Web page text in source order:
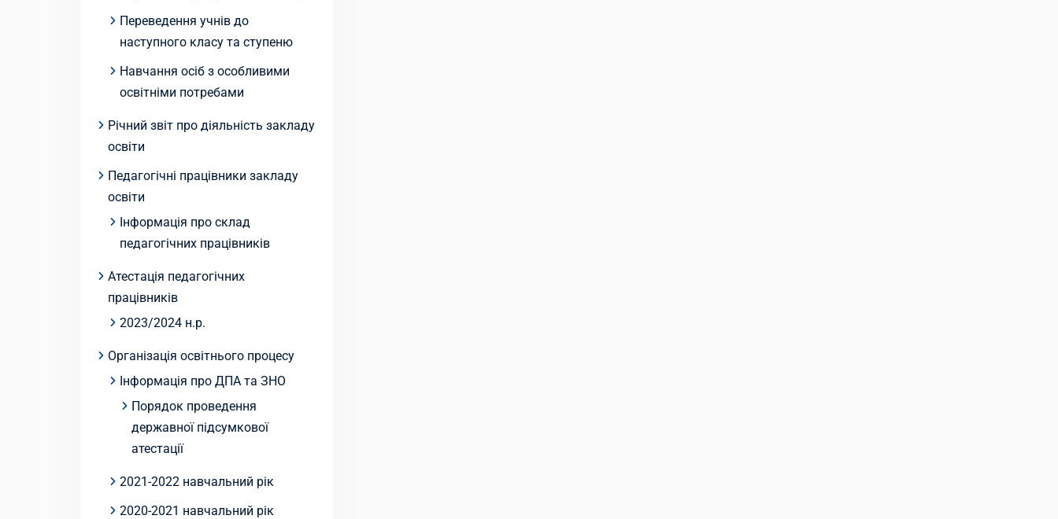
Переведення учнів до
наступного класу та ступеню
Навчання осіб з особливими
освітніми потребами
Річний звіт про діяльність закладу
освіти
Педагогічні працівники закладу
освіти
Інформація про склад
педагогічних працівників
Атестація педагогічних
працівників
2023/2024 н.р.
Організація освітнього процесу
Інформація про ДПА та ЗНО
Порядок проведення
державної підсумкової
атестації
2021-2022 навчальний рік
2020-2021 навчальний рік